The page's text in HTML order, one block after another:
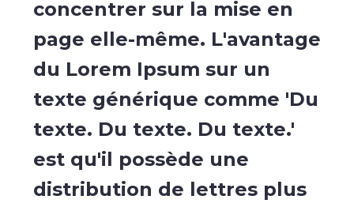
concentrer sur la mise en
page elle-même. L'avantage
du Lorem Ipsum sur un
texte générique comme 'Du
texte. Du texte. Du texte.'
est qu'il possède une
distribution de lettres plus